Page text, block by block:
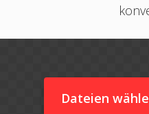
Dateien